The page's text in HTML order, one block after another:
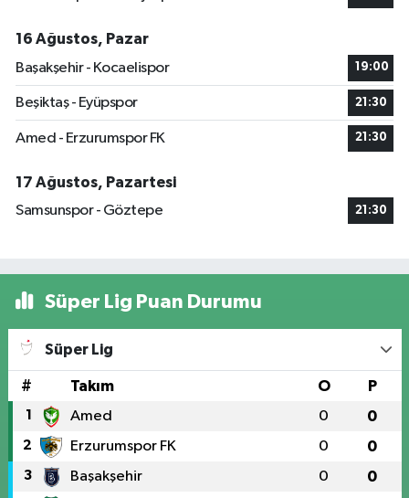
16 Ağustos, Pazar
Başakşehir - Kocaelispor
19:00
Beşiktaş - Eyüpspor 21:30
Amed - Erzurumspor FK 21:30
17 Ağustos, Pazartesi
Samsunspor - Göztepe
21:30
Süper Lig Puan Durumu
Süper Lig
# Takım O P
1 Amed 0 0
2 Erzurumspor FK 0 0
3 Başakşehir 0 0